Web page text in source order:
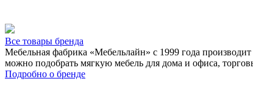
Все товары бренда
Мебельная фабрика «Мебельлайн» с 1999 года
можно подобрать мягкую мебель для дома и офиса,
Подробно о бренде